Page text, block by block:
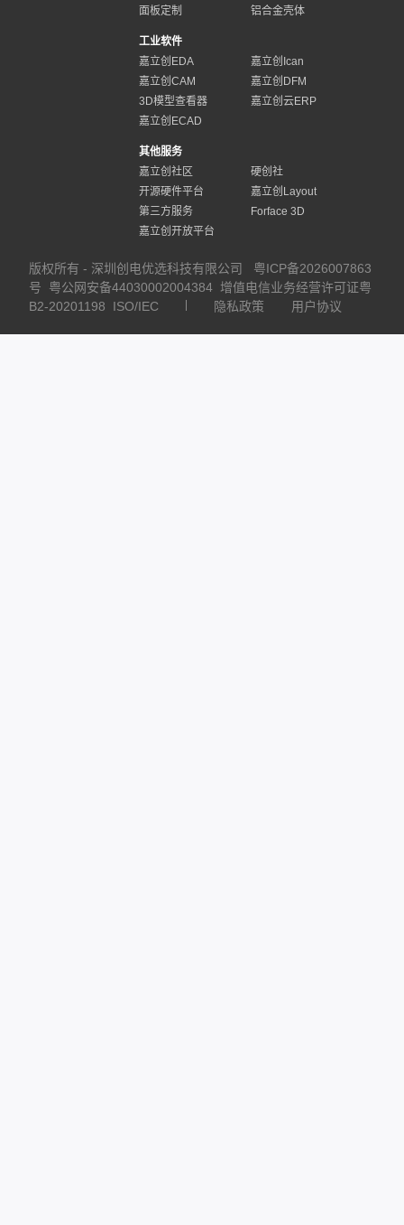
面板定制 铝合金壳体
工业软件
嘉立创EDA
嘉立创Ican
嘉立创CAM
嘉立创DFM
3D模型查看器
嘉立创云ERP
嘉立创ECAD
其他服务
嘉立创社区
硬创社
开源硬件平台
嘉立创Layout
第三方服务
Forface 3D
嘉立创开放平台
版权所有 - 深圳创电优选科技有限公司
粤ICP备2026007863
号
粤公网安备44030002004384 增值电信业务经营许可证粤
B2-20201198
ISO/IEC 隐私政策 用户协议